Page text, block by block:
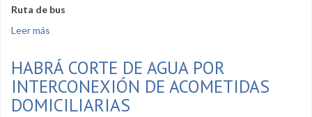
Ruta de bus
Leer más
HABRÁ CORTE DE AGUA POR
INTERCONEXIÓN DE ACOMETIDAS
DOMICILIARIAS